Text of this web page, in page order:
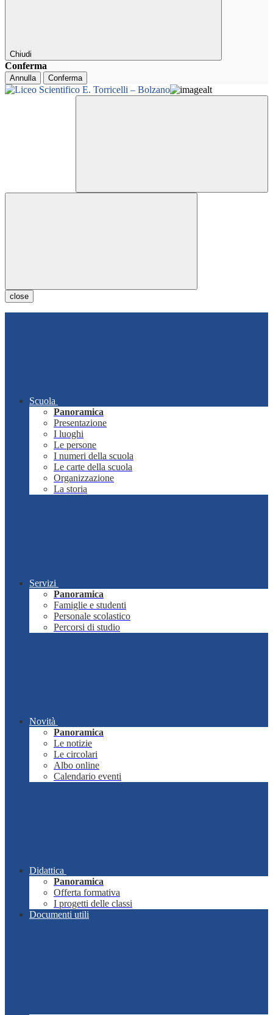
Chiudi
Conferma
Annulla Conferma
close
Scuola
Panoramica
Presentazione
I luoghi
Le persone
I numeri della scuola
Le carte della scuola
Organizzazione
La storia
Servizi
Panoramica
Famiglie e studenti
Personale scolastico
Percorsi di studio
Novità
Panoramica
Le notizie
Le circolari
Albo online
Calendario eventi
Didattica
Panoramica
Offerta formativa
I progetti delle classi
Documenti utili